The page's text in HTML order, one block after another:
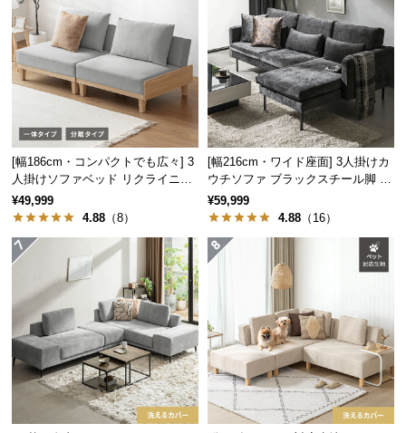
様
サ
ー
知
ら
せ
グ
業
[幅186cm・コンパクトでも広々] 3
人掛けソファベッド リクライニン
グ 天然木フレーム 北欧
¥49,999
4.88 （8）
[幅216cm・ワイド座面] 3人掛けカ
ウチソファ ブラックスチール脚 L
字 ホテルライク 高級感
¥59,999
4.88 （16）